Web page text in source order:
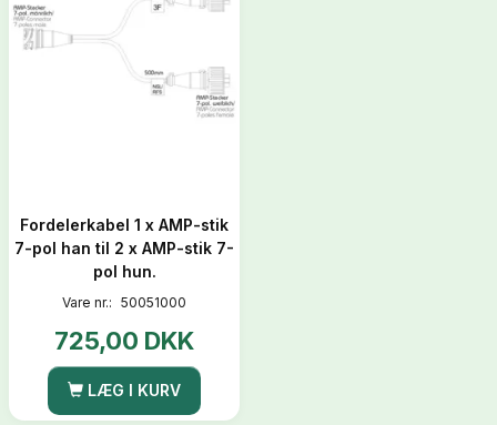
Fordelerkabel 1 x AMP-stik
7-pol han til 2 x AMP-stik 7-
pol hun.
Vare nr.: 50051000
725,00 DKK
LÆG I KURV